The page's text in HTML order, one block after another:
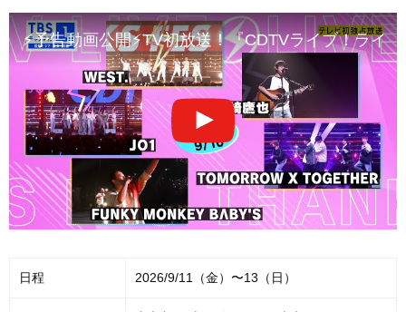
⚡予告動画公開⚡TV初放送！『CDTVライブ！ライ
日程 2026/9/11（金）〜13（日）